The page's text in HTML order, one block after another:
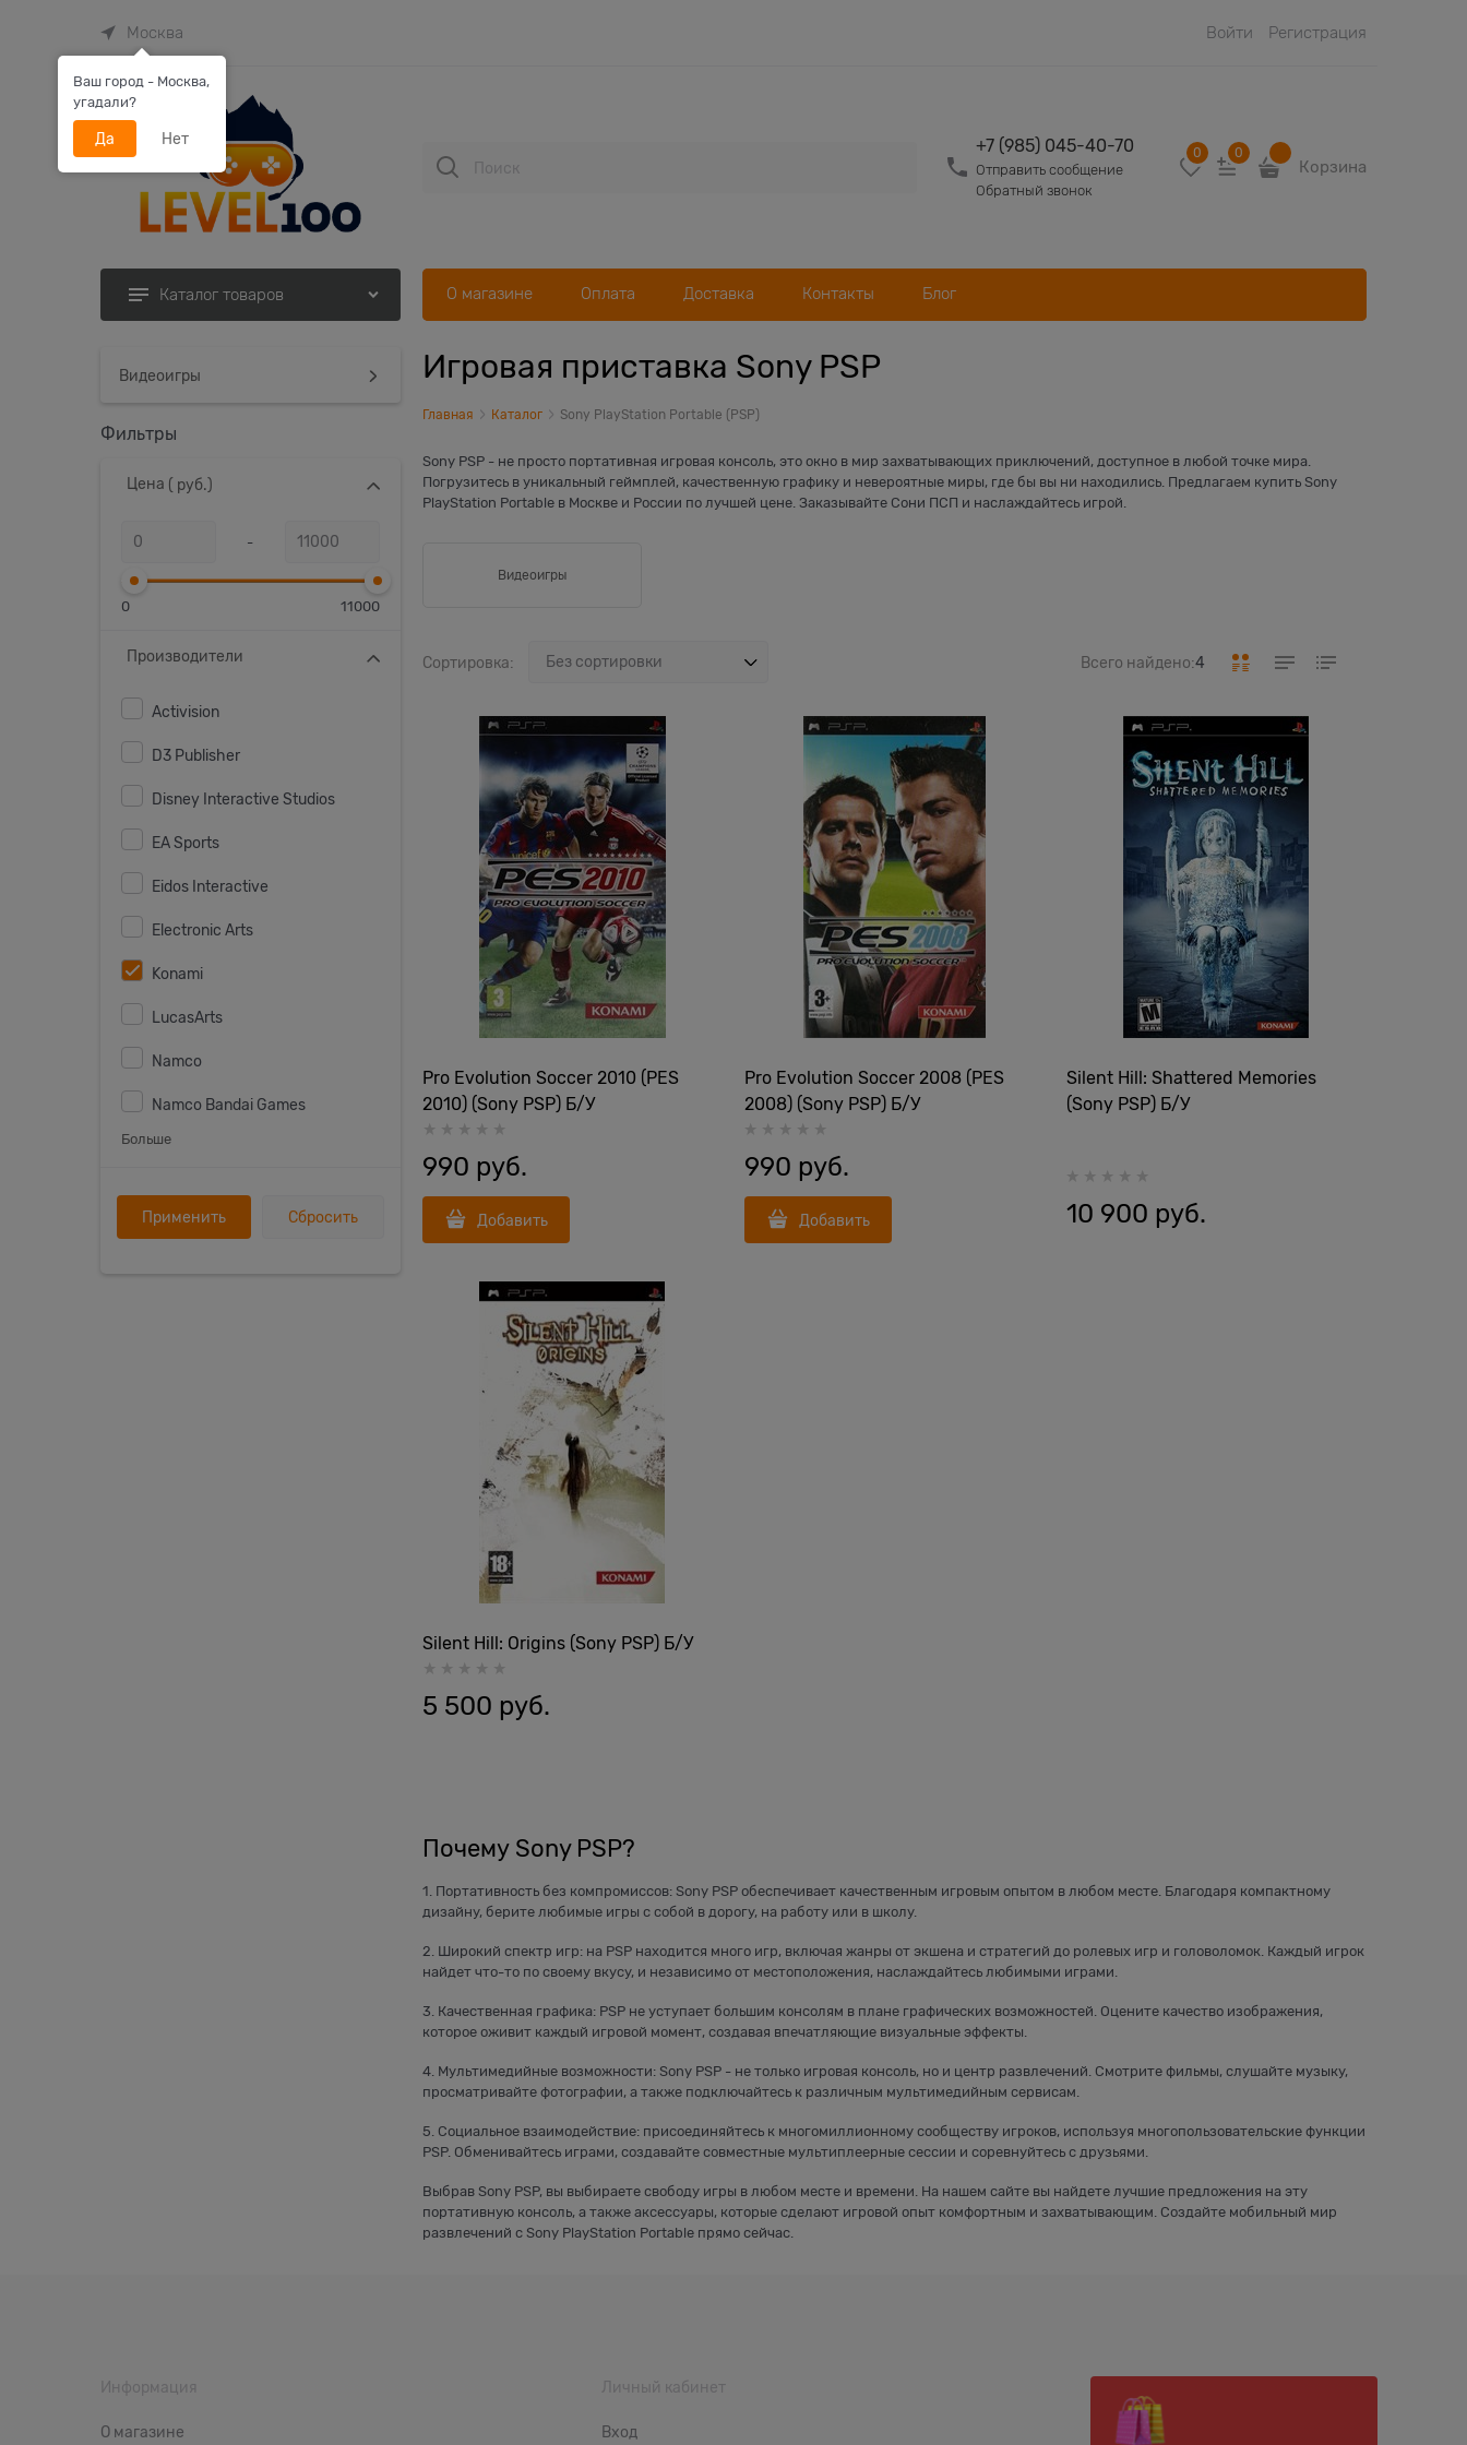
Москва Войти Регистрация
+7 (985) 045-40-70
Отправить сообщение
Обратный звонок
0 0
Корзина
Каталог товаров О магазине Оплата Доставка Контакты Блог
Видеоигры
Фильтры
Цена ( руб.)
-
0 11000
Производители
Activision
D3 Publisher
Disney Interactive Studios
EA Sports
Eidos Interactive
Electronic Arts
Konami
LucasArts
Namco
Namco Bandai Games
Больше
Игровая приставка Sony PSP
Главная Каталог Sony PlayStation Portable (PSP)
Sony PSP - не просто портативная игровая консоль, это окно в мир захватывающих приключений, доступное в любой точке мира.
Погрузитесь в уникальный геймплей, качественную графику и невероятные миры, где бы вы ни находились. Предлагаем купить Sony
PlayStation Portable в Москве и России по лучшей цене. Заказывайте Сони ПСП и наслаждайтесь игрой.
Видеоигры
Сортировка: Всего найдено:4
Pro Evolution Soccer 2010 (PES
2010) (Sony PSP) Б/У
990 руб.
Добавить
Pro Evolution Soccer 2008 (PES
2008) (Sony PSP) Б/У
990 руб.
Добавить
Silent Hill: Shattered Memories
(Sony PSP) Б/У
10 900 руб.
Silent Hill: Origins (Sony PSP) Б/У
5 500 руб.
Почему Sony PSP?
1. Портативность без компромиссов: Sony PSP обеспечивает качественным игровым опытом в любом месте. Благодаря компактному
дизайну, берите любимые игры с собой в дорогу, на работу или в школу.
2. Широкий спектр игр: на PSP находится много игр, включая жанры от экшена и стратегий до ролевых игр и головоломок. Каждый игрок
найдет что-то по своему вкусу, и независимо от местоположения, наслаждайтесь любимыми играми.
3. Качественная графика: PSP не уступает большим консолям в плане графических возможностей. Оцените качество изображения,
которое оживит каждый игровой момент, создавая впечатляющие визуальные эффекты.
4. Мультимедийные возможности: Sony PSP - не только игровая консоль, но и центр развлечений. Смотрите фильмы, слушайте музыку,
просматривайте фотографии, а также подключайтесь к различным мультимедийным сервисам.
5. Социальное взаимодействие: присоединяйтесь к многомиллионному сообществу игроков, используя многопользовательские функции
PSP. Обменивайтесь играми, создавайте совместные мультиплеерные сессии и соревнуйтесь с друзьями.
Выбрав Sony PSP, вы выбираете свободу игры в любом месте и времени. На нашем сайте вы найдете лучшие предложения на эту
портативную консоль, а также аксессуары, которые сделают игровой опыт комфортным и захватывающим. Создайте мобильный мир
развлечений с Sony PlayStation Portable прямо сейчас.
Информация
О магазине
Личный кабинет
Вход
Ваш город - Москва,
угадали?
Да Нет